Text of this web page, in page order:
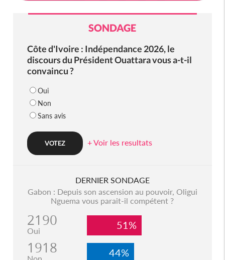
SONDAGE
Côte d'Ivoire : Indépendance 2026, le
discours du Président Ouattara vous a-t-il
convaincu ?
Oui
Non
Sans avis
+ Voir les resultats
DERNIER SONDAGE
Gabon : Depuis son ascension au pouvoir, Oligui
Nguema vous parait-il compétent ?
2190
Oui 51%
1918 44%